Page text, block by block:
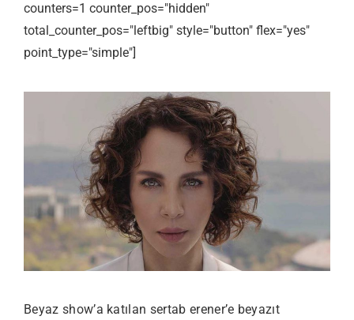
counters=1 counter_pos="hidden"
total_counter_pos="leftbig" style="button" flex="yes"
point_type="simple"]
Beyaz show’a katılan sertab erener’e beyazıt